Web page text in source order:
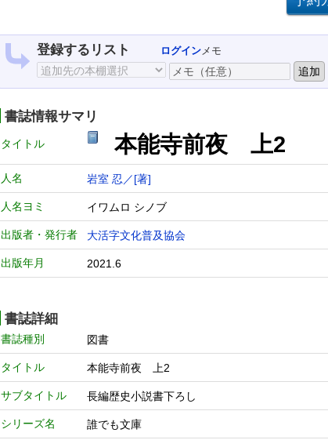
登録するリスト ログインメモ
書誌情報サマリ
タイトル 本能寺前夜 上2
人名 岩室 忍／[著]
人名ヨミ イワムロ シノブ
出版者・発行者 大活字文化普及協会
出版年月 2021.6
書誌詳細
書誌種別 図書
タイトル 本能寺前夜 上2
サブタイトル 長編歴史小説書下ろし
シリーズ名 誰でも文庫